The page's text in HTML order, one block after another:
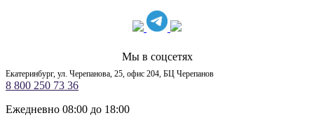
Мы в соцсетях
Екатеринбург, ул. Черепанова, 25, офис 204, БЦ Черепанов
8 800 250 73 36
Ежедневно 08:00 до 18:00